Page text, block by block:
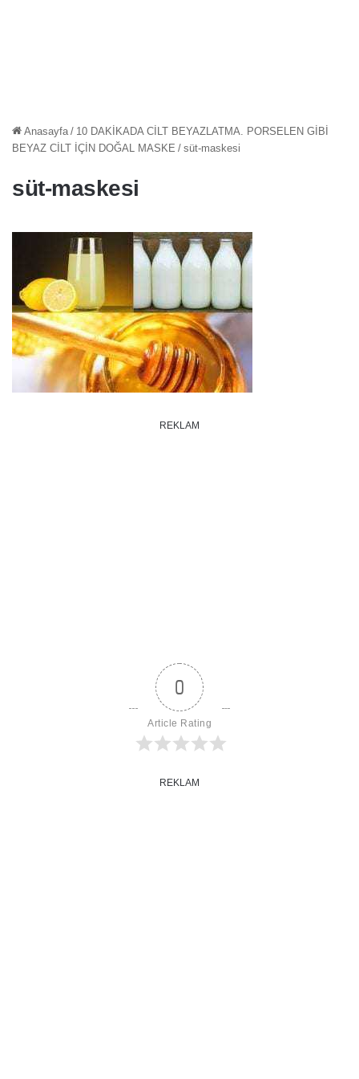
Anasayfa / 10 DAKİKADA CİLT BEYAZLATMA. PORSELEN GİBİ
BEYAZ CİLT İÇİN DOĞAL MASKE / süt-maskesi
süt-maskesi
REKLAM
0
Article Rating
REKLAM